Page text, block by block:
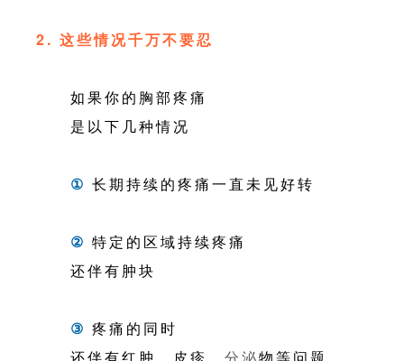
2. 这些情况千万不要忍
如果你的胸部疼痛
是以下几种情况
① 长期持续的疼痛一直未见好转
② 特定的区域持续疼痛
还伴有肿块
③ 疼痛的同时